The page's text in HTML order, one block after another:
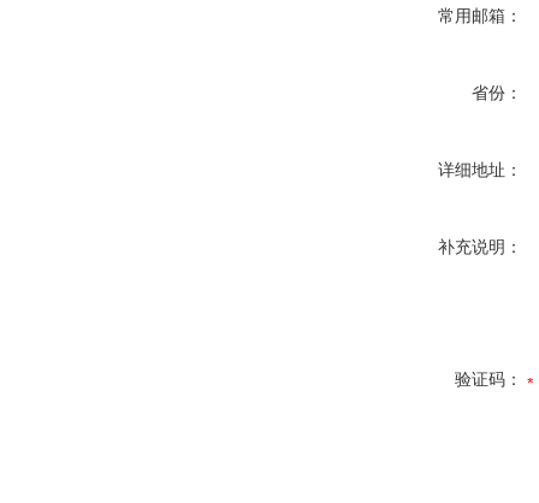
常用邮箱：
省份：
详细地址：
补充说明：
验证码：